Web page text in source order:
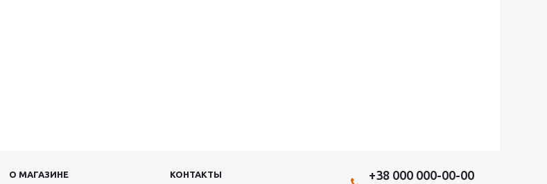
О МАГАЗИНЕ КОНТАКТЫ
+38 000 000-00-00